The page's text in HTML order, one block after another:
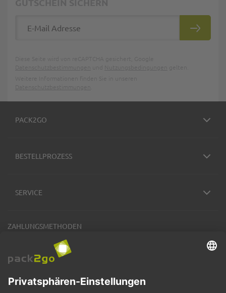
PACK2GO
BESTELLPROZESS
SERVICE
ZAHLUNGSMETHODEN
VERSANDARTEN